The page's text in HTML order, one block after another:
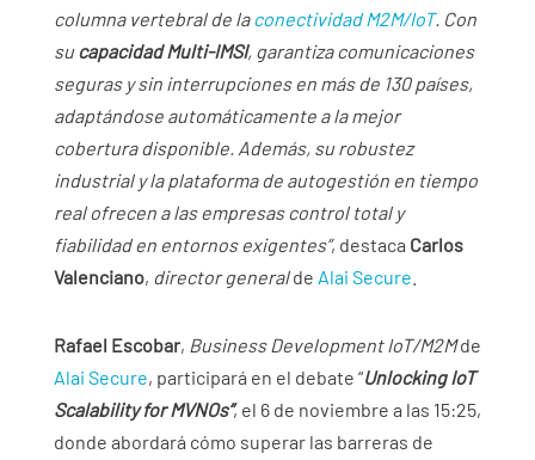
columna vertebral de laconectividad M2M/IoT. Con
sucapacidad Multi-IMSI, garantiza comunicaciones
seguras y sin interrupciones en más de 130 países,
adaptándose automáticamente a la mejor
cobertura disponible. Además, su robustez
industrial y la plataforma de autogestión en tiempo
real ofrecen a las empresas control total y
fiabilidad en entornos exigentes”, destaca Carlos
Valenciano, director generalde Alai Secure
Rafael Escobar, Business Development IoT/M2Mde
Alai Secure, participará en el debate “Unlocking IoT
Scalability for MVNOs”, el 6 de noviembre a las 15:25,
donde abordará cómo superar las barreras de